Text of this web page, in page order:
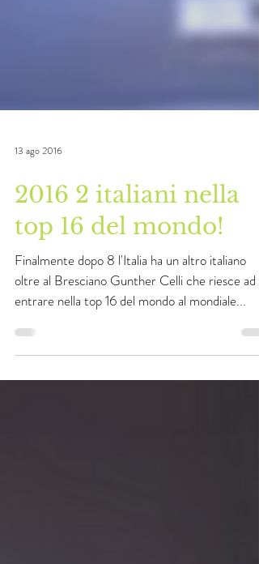
13 ago 2016
2016 2 italiani nella
top 16 del mondo!
Finalmente dopo 8 l'Italia ha un altro italiano
oltre al Bresciano Gunther Celli che riesce ad